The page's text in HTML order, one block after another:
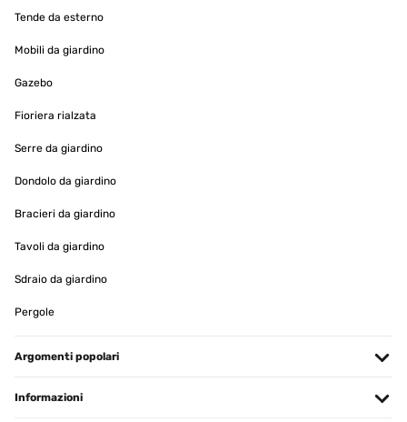
Tende da esterno
Mobili da giardino
Gazebo
Fioriera rialzata
Serre da giardino
Dondolo da giardino
Bracieri da giardino
Tavoli da giardino
Sdraio da giardino
Pergole
Argomenti popolari
Informazioni